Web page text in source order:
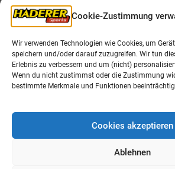
Cookie-Zustimmung
Wir verwenden Technologien wie Cookies, um
speichern und/oder darauf zuzugreifen. Wir tun
Erlebnis zu verbessern und um (nicht)
Wenn du nicht zustimmst oder die Zustimmung
bestimmte Merkmale und Funktionen
Cookies akzeptieren
Ablehnen
Reklamationen:
Freude am Sport
AGB
Impressum
Datenschutzerklärung